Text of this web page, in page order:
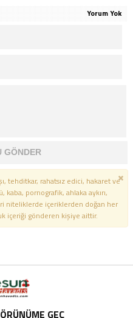
Yorum Yok
GÖNDER
tehditkar, rahatsız edici, hakaret ve
kaba, pornografik, ahlaka aykırı,
niteliklerde içeriklerden doğan her
içeriği gönderen kişiye aittir.
GEÇ